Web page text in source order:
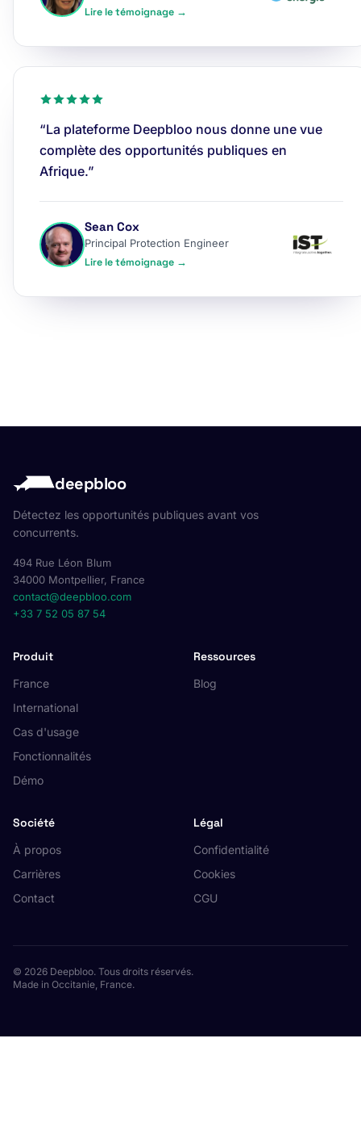
Lire le témoignage →
“La plateforme Deepbloo nous donne une vue
complète des opportunités publiques en
Afrique.”
Sean Cox
Principal Protection Engineer
Lire le témoignage →
deepbloo
Détectez les opportunités publiques avant vos
concurrents.
494 Rue Léon Blum
34000 Montpellier, France
contact@deepbloo.com
+33 7 52 05 87 54
Produit
France
International
Cas d'usage
Fonctionnalités
Démo
Ressources
Blog
Société
À propos
Carrières
Contact
Légal
Confidentialité
Cookies
CGU
© 2026 Deepbloo. Tous droits réservés.
Made in Occitanie, France.